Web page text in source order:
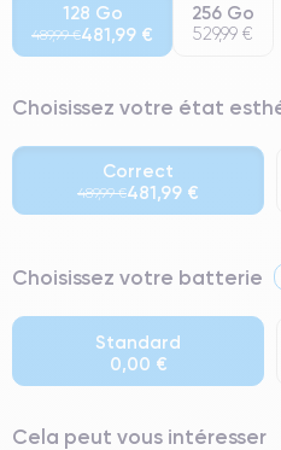
128 Go
489,99 €481,99 €
256 Go
529,99 €
Choisissez votre état
Correct
489,99 €481,99 €
⭐ Premium
● Batterie : usage intensif.
● Seuls 5% de nos téléphones ont
Choisissez votre batterie
Standard
0,00 €
Cela peut vous intéresser